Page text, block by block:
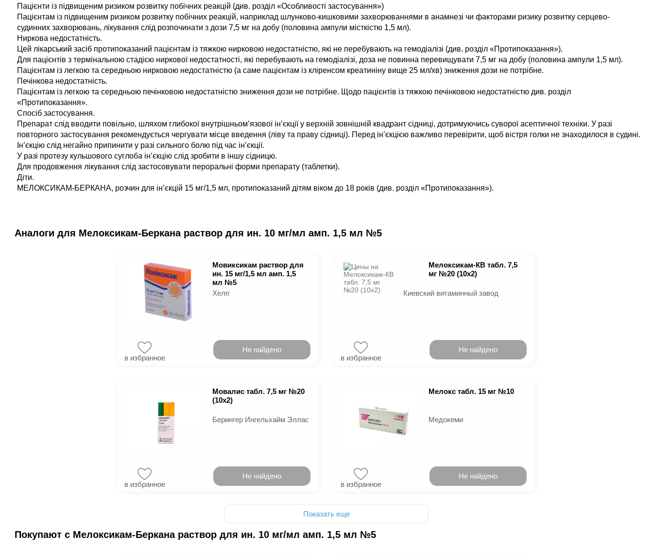
Пацієнти із підвищеним ризиком розвитку побічних реакцій (див. розділ «Особливості застосування»)
Пацієнтам із підвищеним ризиком розвитку побічних реакцій, наприклад шлунково-кишковими захворюваннями в анамнезі чи факторами ризику розвитку серцево-
судинних захворювань, лікування слід розпочинати з дози 7,5 мг на добу (половина ампули місткістю 1,5 мл).
Ниркова недостатність.
Цей лікарський засіб протипоказаний пацієнтам із тяжкою нирковою недостатністю, які не перебувають на гемодіалізі (див. розділ «Протипоказання»).
Для пацієнтів з термінальною стадією ниркової недостатності, які перебувають на гемодіалізі, доза не повинна перевищувати 7,5 мг на добу (половина ампули 1,5 мл).
Пацієнтам із легкою та середньою нирковою недостатністю (а саме пацієнтам із кліренсом креатиніну вище 25 мл/хв) зниження дози не потрібне.
Печінкова недостатність.
Пацієнтам із легкою та середньою печінковою недостатністю зниження дози не потрібне. Щодо пацієнтів із тяжкою печінковою недостатністю див. розділ
«Протипоказання».
Спосіб застосування.
Препарат слід вводити повільно, шляхом глибокої внутрішньом’язової ін’єкції у верхній зовнішній квадрант сідниці, дотримуючись суворої асептичної техніки. У разі
повторного застосування рекомендується чергувати місце введення (ліву та праву сідниці). Перед ін’єкцією важливо перевірити, щоб вістря голки не знаходилося в судині.
Ін’єкцію слід негайно припинити у разі сильного болю під час ін’єкції.
У разі протезу кульшового суглоба ін’єкцію слід зробити в іншу сідницю.
Для продовження лікування слід застосовувати пероральні форми препарату (таблетки).
Діти.
МЕЛОКСИКАМ-БЕРКАНА, розчин для ін’єкцій 15 мг/1,5 мл, протипоказаний дітям віком до 18 років (див. розділ «Протипоказання»).
Аналоги для Мелоксикам-Беркана раствор для ин. 10 мг/мл амп. 1,5 мл №5
Мовиксикам раствор для
ин. 15 мг/1,5 мл амп. 1,5
мл №5
Хелп
в избранное
Не найдено
Мелоксикам-КВ табл. 7,5
мг №20 (10х2)
Киевский витаминный завод
в избранное
Не найдено
Мовалис табл. 7,5 мг №20
(10х2)
Берингер Ингельхайм Эллас
в избранное
Не найдено
Мелокс табл. 15 мг №10
Медокеми
в избранное
Не найдено
Показать еще
Покупают с Мелоксикам-Беркана раствор для ин. 10 мг/мл амп. 1,5 мл №5